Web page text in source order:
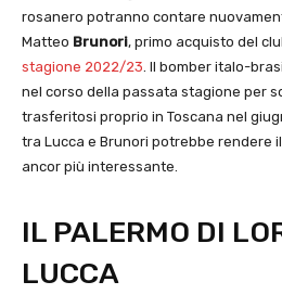
rosanero potranno contare
Matteo Brunori, primo acquisto del
stagione 2022/23. Il bomber italo-
nel corso della passata stagione per
trasferitosi proprio in Toscana nel
tra Lucca e Brunori potrebbe rendere
ancor più interessante.
IL PALERMO DI
LUCCA